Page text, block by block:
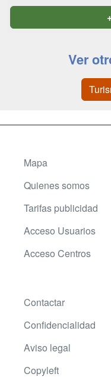
Ver
Mapa
Quienes somos
Tarifas publicidad
Acceso Usuarios
Acceso Centros
Contactar
Confidencialidad
Aviso legal
Copyleft